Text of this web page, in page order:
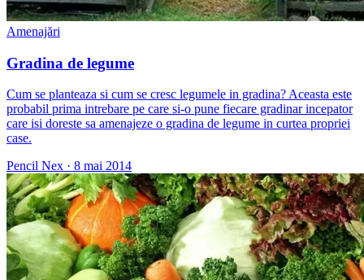
Amenajări
Gradina de legume
Cum se planteaza si cum se cresc legumele in gradina? Aceasta este
probabil prima intrebare pe care si-o pune fiecare gradinar incepator
care isi doreste sa amenajeze o gradina de legume in curtea propriei
case.
Pencil Nex · 8 mai 2014